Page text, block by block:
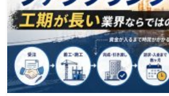
タ
リ
ン
グ
の
違
い